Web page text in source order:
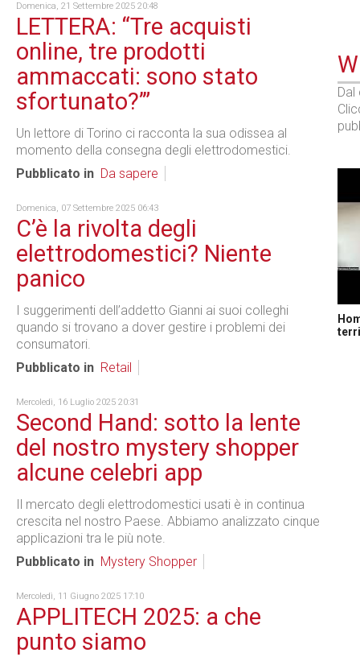
Domenica, 21 Settembre 2025 20:48
LETTERA: “Tre acquisti
online, tre prodotti
ammaccati: sono stato
sfortunato?’”
Un lettore di Torino ci racconta la sua odissea al
momento della consegna degli elettrodomestici.
Pubblicato in Da sapere
Domenica, 07 Settembre 2025 06:43
C’è la rivolta degli
elettrodomestici? Niente
panico
I suggerimenti dell’addetto Gianni ai suoi colleghi
quando si trovano a dover gestire i problemi dei
consumatori.
Pubblicato in Retail
Mercoledì, 16 Luglio 2025 20:31
Second Hand: sotto la lente
del nostro mystery shopper
alcune celebri app
Il mercato degli elettrodomestici usati è in continua
crescita nel nostro Paese. Abbiamo analizzato cinque
applicazioni tra le più note.
Pubblicato in Mystery Shopper
Mercoledì, 11 Giugno 2025 17:10
APPLITECH 2025: a che
punto siamo